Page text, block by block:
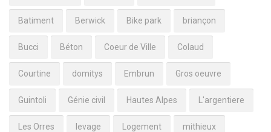
Batiment Berwick Bike park briançon
Bucci Béton Coeur de Ville Colaud
Courtine domitys Embrun Gros oeuvre
Guintoli Génie civil Hautes Alpes L'argentiere
Les Orres levage Logement mithieux